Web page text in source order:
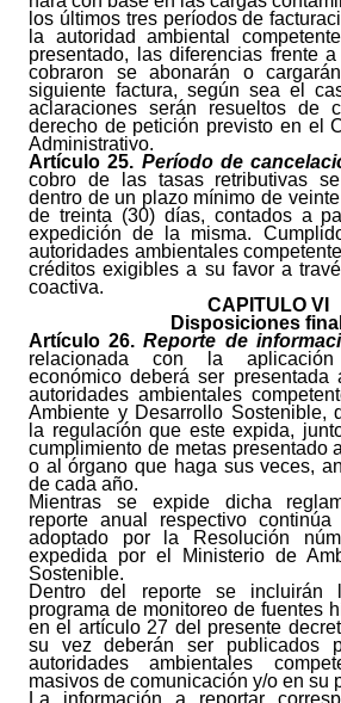
los últimos tres períodos de
la autoridad ambiental
presen­tado, las diferencias frente
cobraron se abonarán o
siguiente factura, según sea el
aclaraciones serán resueltos de
derecho de petición previsto en el
Administrativo.
Artículo 25. Período de
cobro de las tasas retributivas
dentro de un plazo mínimo de
de treinta (30) días, contados a
expedición de la misma.
autoridades ambientales
créditos exigibles a su favor a
coactiva.
CAPITULO VI
Disposiciones
Artículo 26.Reporte de
relacionada con la
económico deberá ser presentada
autoridades ambientales
Ambiente y Desarrollo Sostenible,
la regulación que este expida,
cumplimiento de metas presentado
o al órgano que haga sus veces,
de cada año.
Mientras se expide dicha
reporte anual respectivo
adoptado por la Resolución
expedida por el Ministerio de
Sostenible.
Dentro del reporte se incluirán
programa de monitoreo de fuentes
en el artículo 27 del presente
su vez deberán ser publicados
autoridades ambientales
masivos de comunicación y/o en su
La información a reportar